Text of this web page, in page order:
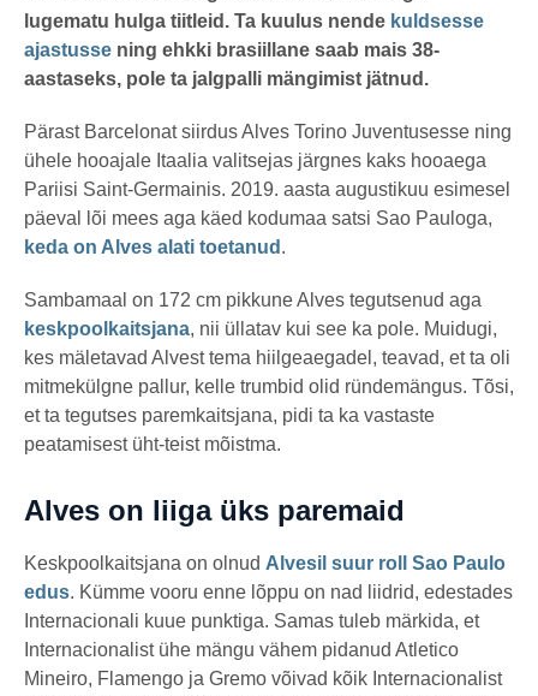
o
lugematu hulga tiitleid. Ta kuulus nende kuldsesse
ajastusse ning ehkki brasiillane saab mais 38-
aastaseks, pole ta jalgpalli mängimist jätnud.
Pärast Barcelonat siirdus Alves Torino Juventusesse ning
ühele hooajale Itaalia valitsejas järgnes kaks hooaega
Pariisi Saint-Germainis. 2019. aasta augustikuu esimesel
päeval lõi mees aga käed kodumaa satsi Sao Pauloga,
keda on Alves alati toetanud .
Sambamaal on 172 cm pikkune Alves tegutsenud aga
keskpoolkaitsjana, nii üllatav kui see ka pole. Muidugi,
kes mäletavad Alvest tema hiilgeaegadel, teavad, et ta oli
mitmekülgne pallur, kelle trumbid olid ründemängus. Tõsi,
et ta tegutses paremkaitsjana, pidi ta ka vastaste
peatamisest üht-teist mõistma.
Alves on liiga üks paremaid
Keskpoolkaitsjana on olnud Alvesil suur roll Sao Paulo
edus. Kümme vooru enne lõppu on nad liidrid, edestades
Internacionali kuue punktiga. Samas tuleb märkida, et
Internacionalist ühe mängu vähem pidanud Atletico
Mineiro, Flamengo ja Gremo võivad kõik Internacionalist